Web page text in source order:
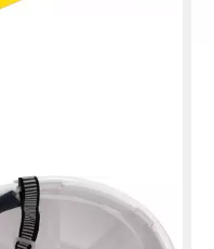
Bauschutzhelm - DIN
gelb